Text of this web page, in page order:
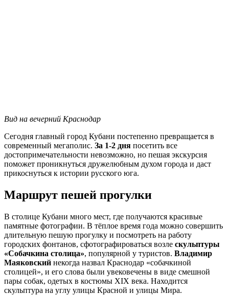
Вид на вечерний Краснодар
Сегодня главный город Кубани постепенно превращается в
современный мегаполис. За 1-2 дня посетить все
достопримечательности невозможно, но пешая экскурсия
поможет проникнуться дружелюбным духом города и даст
прикоснуться к истории русского юга.
Маршрут пешей прогулки
В столице Кубани много мест, где получаются красивые
памятные фотографии. В тёплое время года можно совершить
длительную пешую прогулку и посмотреть на работу
городских фонтанов, сфотографироваться возле скульптуры
«Собачкина столица», популярной у туристов. Владимир
Маяковский некогда назвал Краснодар «собачкиной
столицей», и его слова были увековечены в виде смешной
пары собак, одетых в костюмы XIX века. Находится
скульптура на углу улицы Красной и улицы Мира.